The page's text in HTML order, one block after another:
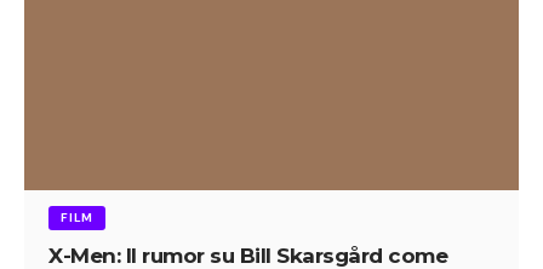
FILM
X-Men: Il rumor su Bill Skarsgård come